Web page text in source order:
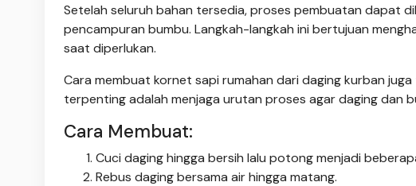
Setelah seluruh bahan tersedia, proses pembuatan dapat
pencampuran bumbu. Langkah-langkah ini bertujuan
saat diperlukan.
Cara membuat kornet sapi rumahan dari daging kurban
terpenting adalah menjaga urutan proses agar daging dan
Cara Membuat:
Cuci daging hingga bersih lalu potong menjadi
Rebus daging bersama air hingga matang.